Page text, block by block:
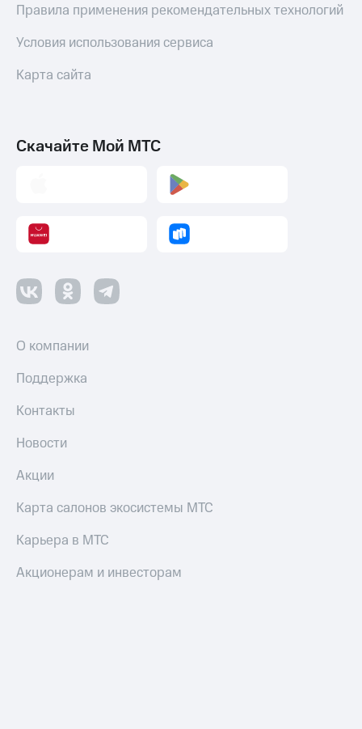
Правила применения рекомендательных технологий
Условия использования сервиса
Карта сайта
Скачайте Мой МТС
О компании
Поддержка
Контакты
Новости
Акции
Карта салонов экосистемы МТС
Карьера в МТС
Акционерам и инвесторам